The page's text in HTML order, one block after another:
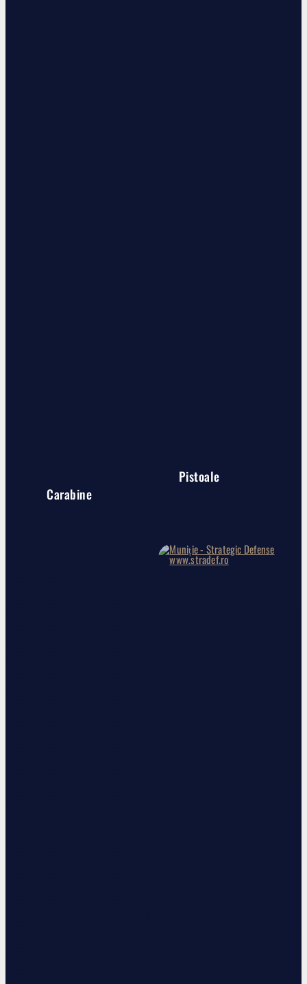
Carabine
Pistoale